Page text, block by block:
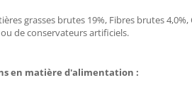
grasses brutes 19%, Fibres brutes
de conservateurs artificiels.
en matière d'alimentation :